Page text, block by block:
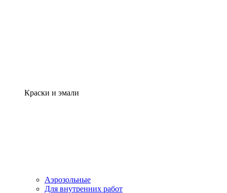
Краски и эмали
Аэрозольные
Для внутренних работ